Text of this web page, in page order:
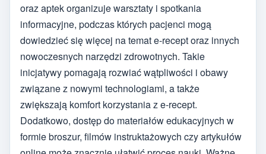
oraz aptek organizuje warsztaty i spotkania
informacyjne, podczas których pacjenci mogą
dowiedzieć się więcej na temat e-recept oraz innych
nowoczesnych narzędzi zdrowotnych. Takie
inicjatywy pomagają rozwiać wątpliwości i obawy
związane z nowymi technologiami, a także
zwiększają komfort korzystania z e-recept.
Dodatkowo, dostęp do materiałów edukacyjnych w
formie broszur, filmów instruktażowych czy artykułów